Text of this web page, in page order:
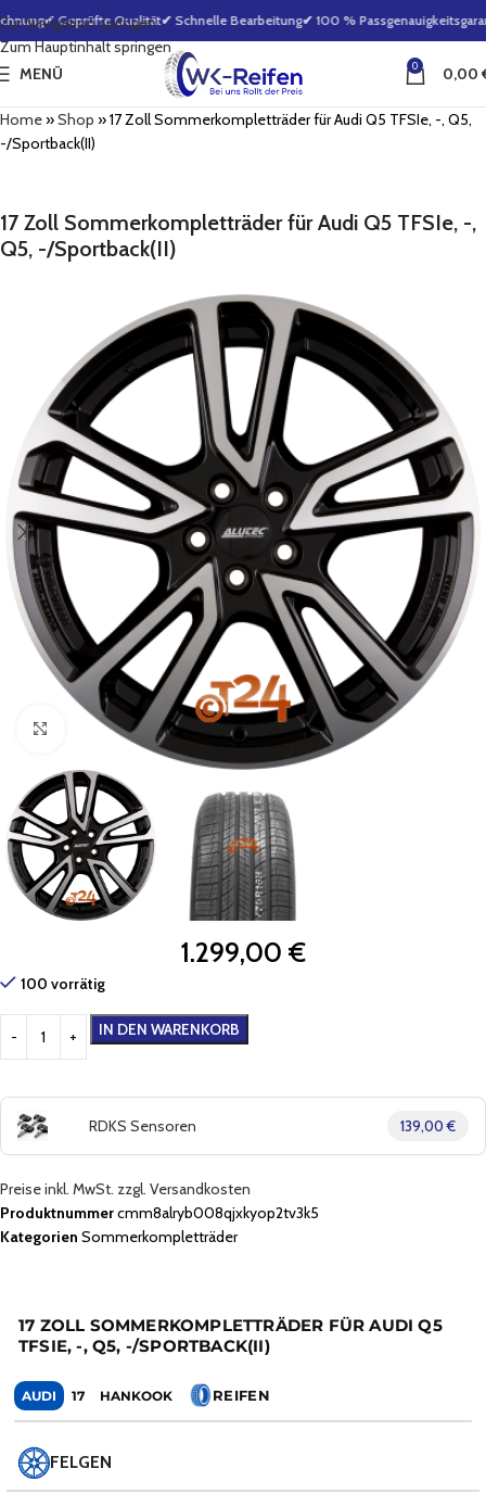
Zur Navigation springen
Zum Hauptinhalt springen
✔ Geprüfte Qualität✔ Schnelle Bearbeitung✔ 100 %
MENÜ 0 0,00
Home»Shop »17 Zoll Sommerkompletträder für Audi Q5 TFSIe, -, Q5,
-/Sportback(II)
17 Zoll Sommerkompletträder für Audi Q5 TFSIe, -,
Q5, -/Sportback(II)
Zum Vergrößern klicken
1.299,00 €
100 vorrätig
IN DEN WARENKORB
RDKS Sensoren 139,00 €
Preise inkl. MwSt. zzgl. Versandkosten
Produktnummercmm8alryb008qjxkyop2tv3k5
Kategorien Sommerkompletträder
17 ZOLL SOMMERKOMPLETTRÄDER FÜR AUDI Q5
TFSIE, -, Q5, -/SPORTBACK(II)
AUDI 17 HANKOOK REIFEN
FELGEN